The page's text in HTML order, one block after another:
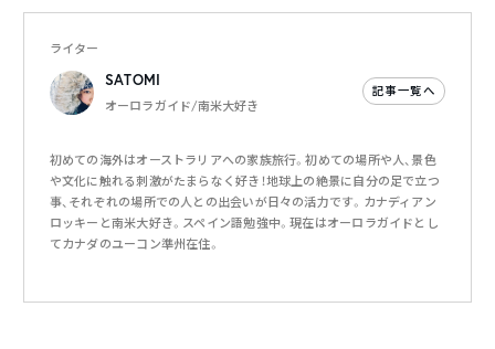
ライター
SATOMI
オーロラガイド/南米大好き
記事一覧へ
初めての海外はオーストラリアへの家族旅行。初めての場所や人、景色
や文化に触れる刺激がたまらなく好き！地球上の絶景に自分の足で立つ
事、それぞれの場所での人との出会いが日々の活力です。カナディアン
ロッキーと南米大好き。スペイン語勉強中。現在はオーロラガイドとし
てカナダのユーコン準州在住。